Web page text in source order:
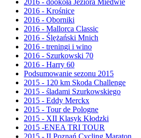
2016 - dookoła Jeziora Miedwie
2016 - Krośnice
2016 - Oborniki
2016 - Mallorca Classic
2016 - Ślężański Mnich
2016 - treningi i wino
2016 - Szurkowski 70
2016 - Harry 60
Podsumowanie sezonu 2015
2015 - 120 km Skoda Challenge
2015 - śladami Szurkowskiego
2015 - Eddy Merckx
2015 - Tour de Pologne
2015 - XII Klasyk Kłodzki
2015 -ENEA TRI TOUR
2015 - II Poznań Cycling Maraton